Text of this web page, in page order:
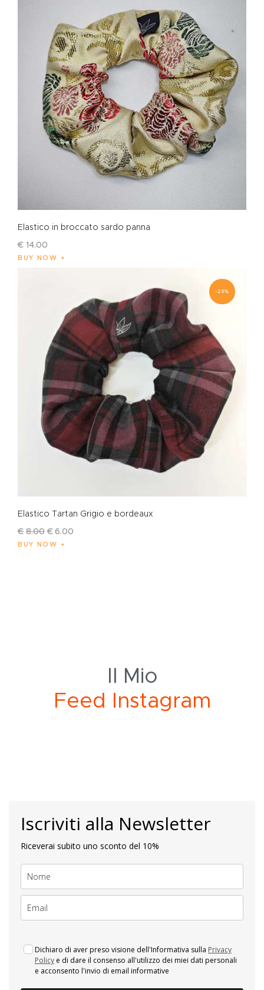
Elastico in broccato sardo panna
€ 14.00
BUY NOW
-25%
Elastico Tartan Grigio e bordeaux
€ 8.00 € 6.00
BUY NOW
Il Mio
Feed Instagram
Iscriviti alla Newsletter
Riceverai subito uno sconto del 10%
Dichiaro di aver preso visione dell'Informativa sulla Privacy
Policy e di dare il consenso all'utilizzo dei miei dati personali
e acconsento l'invio di email informative